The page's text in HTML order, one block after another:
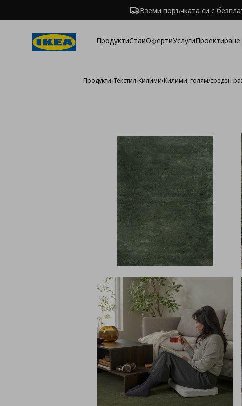
Вземи поръчката си с
ПродуктиСтаиОфертиУслугиПроектиране
Продукти›Текстил›Килими›Килими, голям/среден